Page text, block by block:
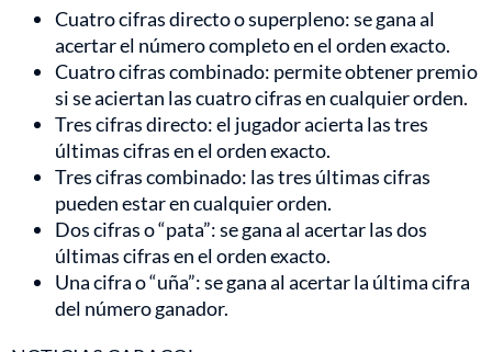
Cuatro cifras directo o superpleno: se gana al
acertar el número completo en el orden exacto.
Cuatro cifras combinado: permite obtener premio
si se aciertan las cuatro cifras en cualquier orden.
Tres cifras directo: el jugador acierta las tres
últimas cifras en el orden exacto.
Tres cifras combinado: las tres últimas cifras
pueden estar en cualquier orden.
Dos cifras o “pata”: se gana al acertar las dos
últimas cifras en el orden exacto.
Una cifra o “uña”: se gana al acertar la última cifra
del número ganador.